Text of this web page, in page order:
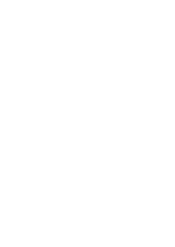
oder den
Viele Kombinationen,
und
– mit elektronischen
Sie Ihrem Alltag
und bringen Komfort an
Home-System.
Vorteile
am Türschloss